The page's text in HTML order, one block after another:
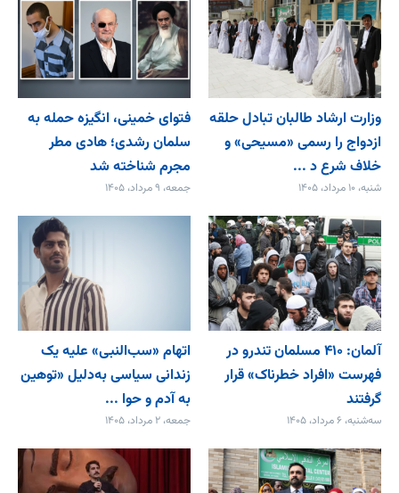
وزارت ارشاد طالبان تبادل حلقه
ازدواج را رسمی «مسیحی» و
خلاف شرع د ...
شنبه، ۱۰ مرداد، ۱۴۰۵
فتوای خمینی، انگیزه حمله به
سلمان رشدی؛ هادی مطر
مجرم شناخته شد
جمعه، ۹ مرداد، ۱۴۰۵
آلمان: ۴۱۰ مسلمان تندرو در
فهرست «افراد خطرناک» قرار
گرفتند
سه‌شنبه، ۶ مرداد، ۱۴۰۵
اتهام «سب‌النبی» علیه یک
زندانی سیاسی به‌دلیل «توهین
به آدم و حوا ...
جمعه، ۲ مرداد، ۱۴۰۵